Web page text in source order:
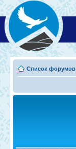
Список форумов